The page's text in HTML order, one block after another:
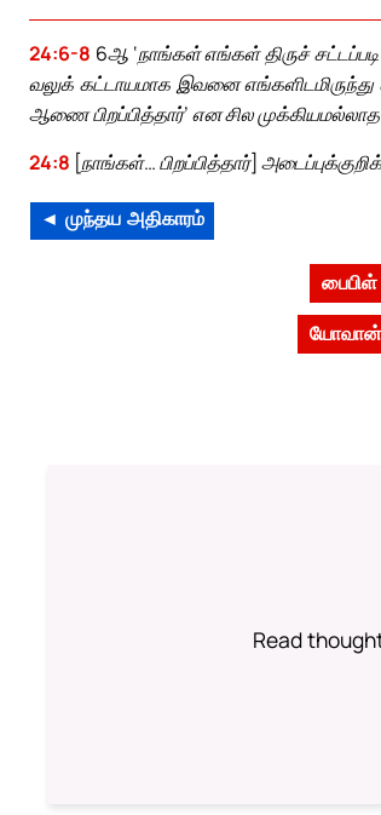
24:6-8 6ஆ ‘நாங்கள் எங்கள் திருச்
வலுக் கட்டாயமாக இவனை
ஆணை பிறப்பித்தார்’ என சில
24:8 [நாங்கள்… பிறப்பித்தார்]
◄ முந்தய அதிகாரம்
யோவான்
Read